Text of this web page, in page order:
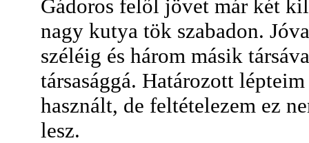
Gádoros felől jövet már két
nagy kutya tök szabadon.
széléig és három másik
társasággá. Határozott
használt, de feltételezem ez
lesz.